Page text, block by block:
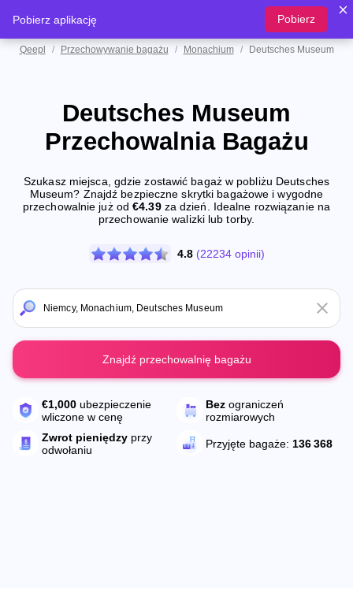
Qeepl / Przechowywanie bagażu / Monachium / Deutsches Museum
Deutsches Museum
Przechowalnia Bagażu
Szukasz miejsca, gdzie zostawić bagaż w pobliżu Deutsches
Museum? Znajdź bezpieczne skrytki bagażowe i wygodne
przechowalnie już od€4.39za dzień. Idealne rozwiązanie na
przechowanie walizki lub torby.
4.8 (22234 opinii)
Znajdź przechowalnię bagażu
€1,000 ubezpieczenie
wliczone w cenę
Bez ograniczeń
rozmiarowych
Zwrot pieniędzy przy
odwołaniu
Przyjęte bagaże: 136 368
Pobierz aplikację Pobierz